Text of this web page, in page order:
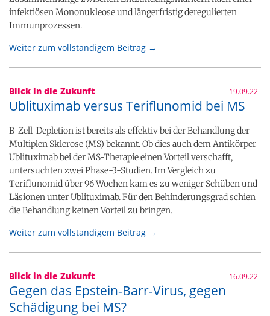
infektiösen Mononukleose und längerfristig deregulierten
Immunprozessen.
Weiter zum vollständigem Beitrag →
Blick in die Zukunft 19.09.22
Ublituximab versus Teriflunomid bei MS
B-Zell-Depletion ist bereits als effektiv bei der Behandlung der
Multiplen Sklerose (MS) bekannt. Ob dies auch dem Antikörper
Ublituximab bei der MS-Therapie einen Vorteil verschafft,
untersuchten zwei Phase-3-Studien. Im Vergleich zu
Teriflunomid über 96 Wochen kam es zu weniger Schüben und
Läsionen unter Ublituximab. Für den Behinderungsgrad schien
die Behandlung keinen Vorteil zu bringen.
Weiter zum vollständigem Beitrag →
Blick in die Zukunft 16.09.22
Gegen das Epstein-Barr-Virus, gegen
Schädigung bei MS?